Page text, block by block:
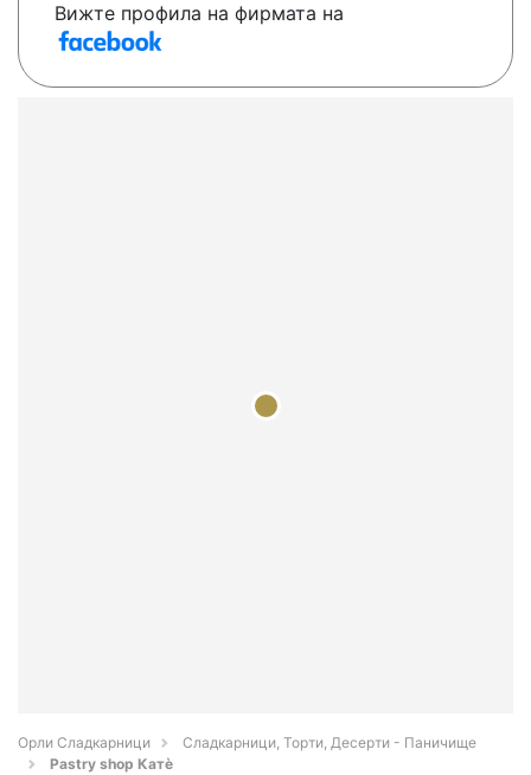
Вижте профила на фирмата на
Орли Сладкарници
Сладкарници, Торти, Десерти - Паничище
Pastry shop Катè